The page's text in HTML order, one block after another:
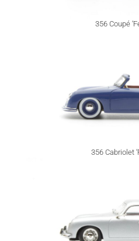
356 Coupé
356 Cabriolet